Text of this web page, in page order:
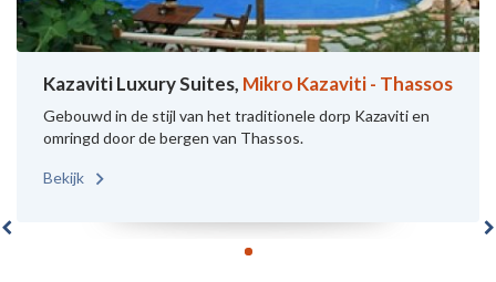
Kazaviti Luxury Suites, Mikro Kazaviti - Thassos
Gebouwd in de stijl van het traditionele dorp Kazaviti en
omringd door de bergen van Thassos.
Bekijk